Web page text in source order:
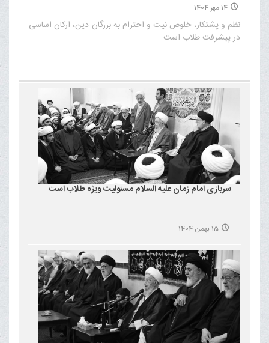
14 مهر 1404
نظم و پشتکار، خلوص نیت و احترام به بزرگان دین، ارکان اساسی
در پیشرفت طلاب است‌
سربازی امام زمان علیه السلام مسئولیت ویژه طلاب است
15 بهمن 1404